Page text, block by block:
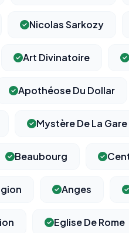
Nicolas Sarkozy
Art Divinatoire
Apothéose Du Dollar
Mystère De La Gare
Beaubourg
Anges
Eglise De Rome